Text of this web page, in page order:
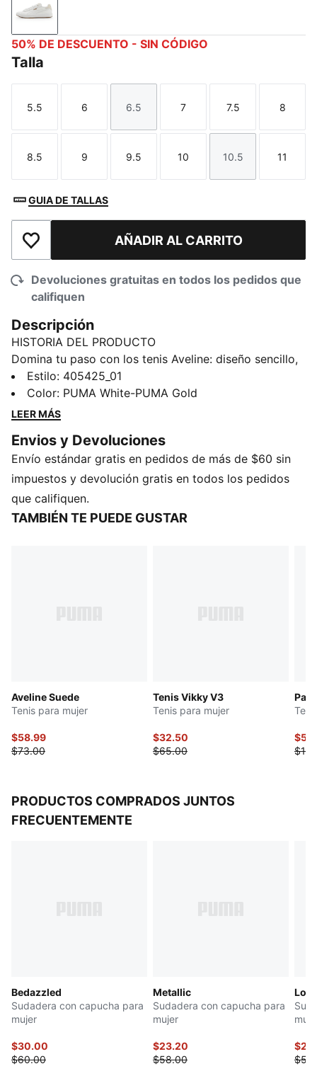
PUMA White-PUMA Gold
50% DE DESCUENTO - SIN CÓDIGO
Talla
Talla
5.5
Talla
6
Talla
6.5
Talla
7
Talla
7.5
Talla
8
Talla
8.5
Talla
9
Talla
9.5
Talla
10
Talla
10.5
Talla
11
GUIA DE TALLAS
Añadir a la lista de deseosAÑADIR AL CARRITO
Devoluciones gratuitas en todos los pedidos que
califiquen
Descripción
HISTORIA DEL PRODUCTO
Domina tu paso con los tenis Aveline: diseño sencillo,
mayor comodidad y listos para acompañarte vayas
donde vayas. Desde reuniones matutinas hasta
encuentros nocturnos, estos zapatos imprescindibles
ritmo constante. Camina con confianza: Aveline es lo
que necesitas.
CARACTERÍSTICAS Y VENTAJAS
SOFTFOAM+: Plantilla cómoda y fácil de poner,
diseñada para ofrecer una amortiguación suave
Estilo: 405425_01
Color: PUMA White-PUMA Gold
LEER MÁS
Envios y Devoluciones
Envío estándar gratis en pedidos de más de $60 sin
impuestos y devolución gratis en todos los pedidos
que califiquen.
TAMBIÉN TE PUEDE GUSTAR
Aveline Suede
Tenis para mujer
$58.99
$73.00
Tenis Vikky V3
Tenis para mujer
$32.50
$65.00
PRODUCTOS COMPRADOS JUNTOS
FRECUENTEMENTE
Bedazzled
Sudadera con capucha para
mujer
$30.00
$60.00
Metallic
Sudadera con capucha para
mujer
$23.20
$58.00